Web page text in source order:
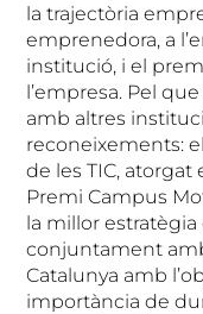
la trajectòria
emprenedora, a
institució, i el
l’empresa. Pel
amb altres
reconeixements:
de les TIC, atorgat
Premi Campus
la millor estratègia
conjuntament
Catalunya amb
importància de